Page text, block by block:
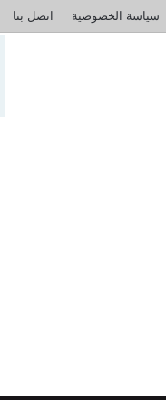
سياسة الخصوصية اتصل بنا